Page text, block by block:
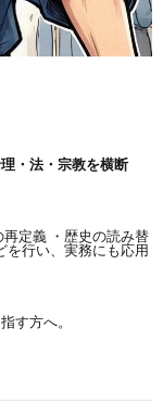
・法・宗教を横断
定義 ・歴史の読み替
を行い、実務にも応用
す方へ。